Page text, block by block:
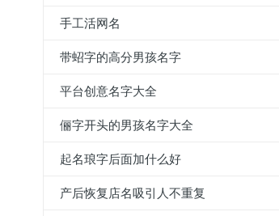
手工活网名
带蛁字的高分男孩名字
平台创意名字大全
俪字开头的男孩名字大全
起名琅字后面加什么好
产后恢复店名吸引人不重复